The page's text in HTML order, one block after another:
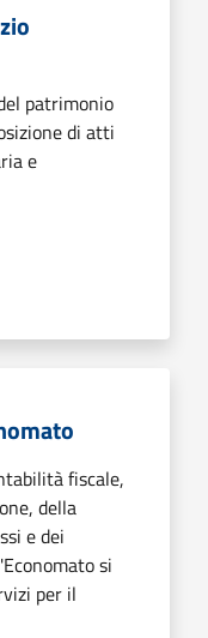
patrimonio
di atti
e
fiscale,
della
e dei
si
per il